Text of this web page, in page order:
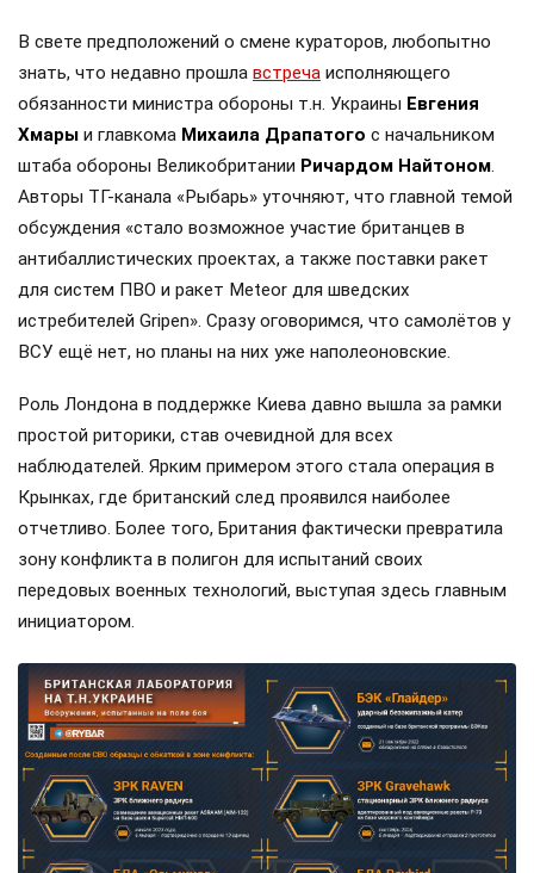
В свете предположений о смене кураторов, любопытно
знать, что недавно прошла встреча исполняющего
обязанности министра обороны т.н. Украины Евгения
Хмары и главкома Михаила Драпатого с начальником
штаба обороны Великобритании Ричардом Найтоном.
Авторы ТГ-канала «Рыбарь» уточняют, что главной темой
обсуждения «стало возможное участие британцев в
антибаллистических проектах, а также поставки ракет
для систем ПВО и ракет Meteor для шведских
истребителей Gripen». Сразу оговоримся, что самолётов у
ВСУ ещё нет, но планы на них уже наполеоновские.
Роль Лондона в поддержке Киева давно вышла за рамки
простой риторики, став очевидной для всех
наблюдателей. Ярким примером этого стала операция в
Крынках, где британский след проявился наиболее
отчетливо. Более того, Британия фактически превратила
зону конфликта в полигон для испытаний своих
передовых военных технологий, выступая здесь главным
инициатором.